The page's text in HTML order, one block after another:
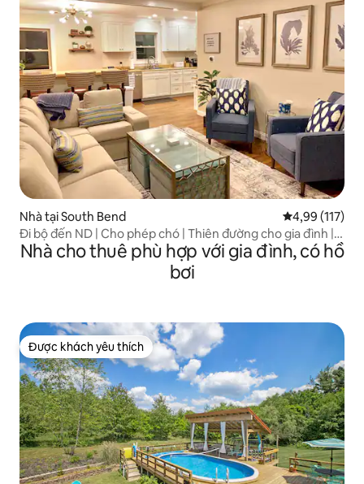
Nhà tại South Bend Xếp hạng
4,99 (117)
Đi bộ đến ND | Cho phép chó | Thiên đường cho gia đình |
14 người
Nhà cho thuê phù hợp với gia đình, có hồ
bơi
Được khách yêu thích
Được khách yêu thích